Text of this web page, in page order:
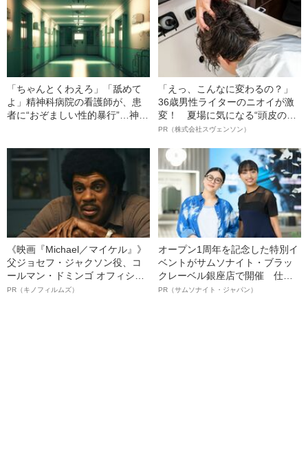
投与まで経験した女性が忘れら
れない“幼少期の一番印象深い記
憶”
「ちゃんとくわえろ」「舐めて
よ」精神科病院の看護師が、患
者に“おぞましい性的暴行”…神
「えっ、こんなに変わるの？」
36歳男性ライターのニオイが激
変！ 夏場に気になる“頭皮のニ
オイ”や“ベタつき”を解消す
ト”が生み出した徹底ケアとは
PR（株式会社スヴェンソン）
《映画『Michael／マイケル』》
父ジョセフ・ジャクソン役、コ
ールマン・ドミンゴ オフィシャ
ルインタビュー“観客を魅了した
PR（キノフィルムズ）
オープン1周年を記念した特別イ
ベントがサムソナイト・ブラッ
クレーベル銀座店で開催 仕事
も人生も自分らしく～笑顔あふ
PR（サムソナイト・ジャパン）